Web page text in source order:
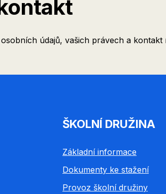
údajů, vašich právech a
ŠKOLNÍ DRUŽINA
Základní informace
Dokumenty ke stažení
Provoz školní družiny